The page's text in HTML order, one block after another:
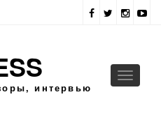
интервью
Toggle